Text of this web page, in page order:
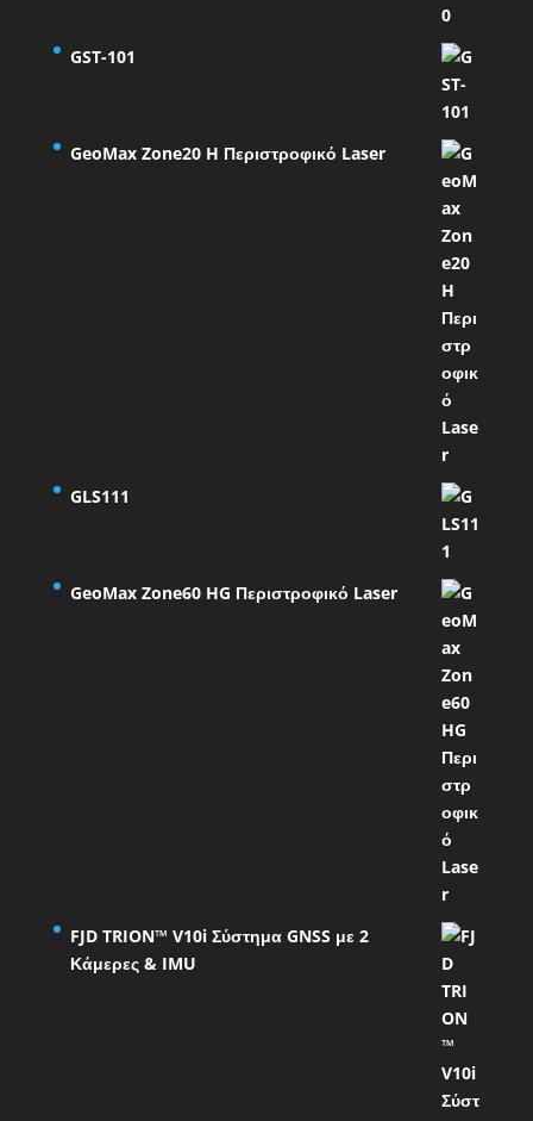
GST-101
GeoMax Zone20 H Περιστροφικό Laser
GLS111
GeoMax Zone60 HG Περιστροφικό Laser
FJD TRION™ V10i Σύστημα GNSS με 2
Κάμερες & IMU